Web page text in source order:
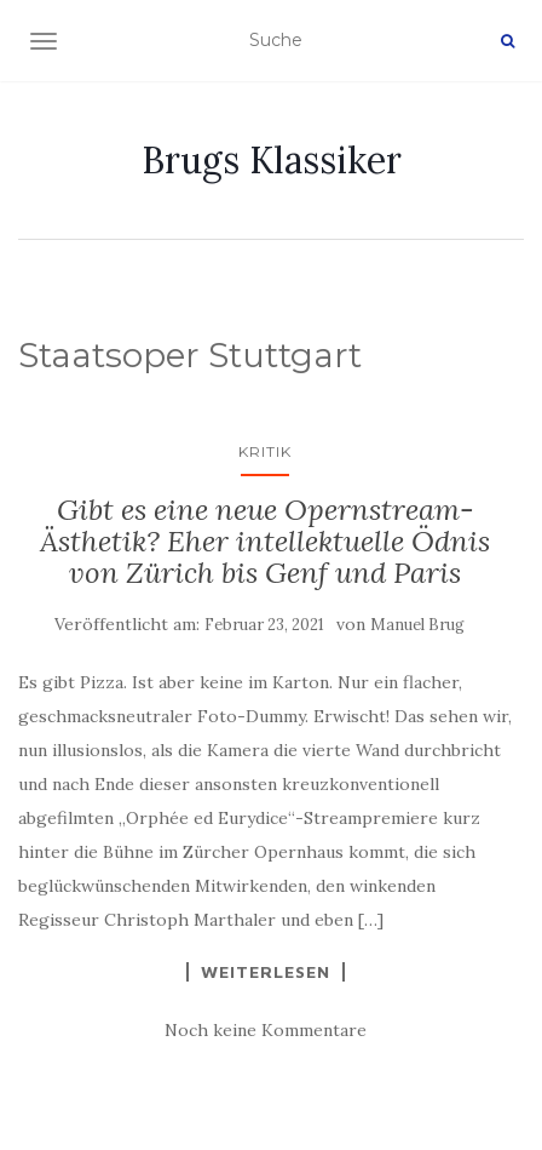
NAVIGATION EIN-/AUSSCHALTEN
Brugs Klassiker
Staatsoper Stuttgart
KRITIK
Gibt es eine neue Opernstream-
Ästhetik? Eher intellektuelle Ödnis
von Zürich bis Genf und Paris
Veröffentlicht am: Februar 23, 2021 von Manuel Brug
Es gibt Pizza. Ist aber keine im Karton. Nur ein flacher,
geschmacksneutraler Foto-Dummy. Erwischt! Das sehen wir,
nun illusionslos, als die Kamera die vierte Wand durchbricht
und nach Ende dieser ansonsten kreuzkonventionell
abgefilmten „Orphée ed Eurydice“-Streampremiere kurz
hinter die Bühne im Zürcher Opernhaus kommt, die sich
beglückwünschenden Mitwirkenden, den winkenden
Regisseur Christoph Marthaler und eben […]
WEITERLESEN
Noch keine Kommentare